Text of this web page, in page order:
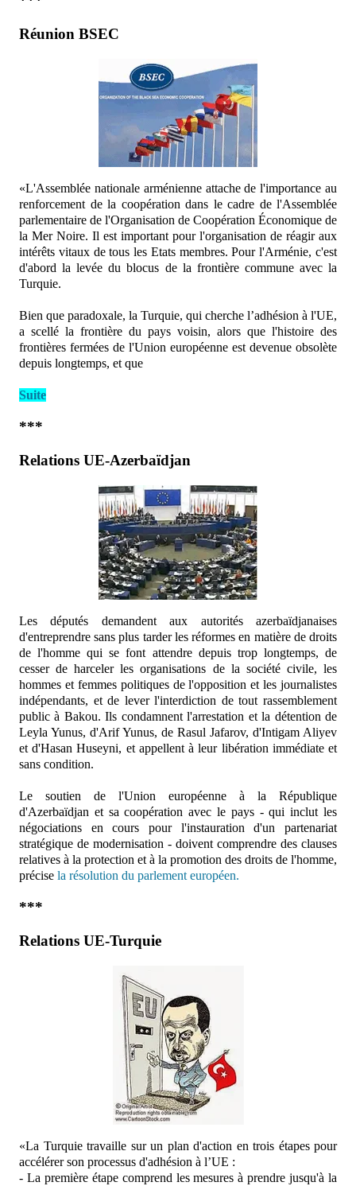
Réunion BSEC
«L'Assemblée nationale arménienne attache de l'importance au
renforcement de la coopération dans le cadre de l'Assemblée
parlementaire de l'Organisation de Coopération Économique de
la Mer Noire. Il est important pour l'organisation de réagir aux
intérêts vitaux de tous les Etats membres. Pour l'Arménie, c'est
d'abord la levée du blocus de la frontière commune avec la
Turquie.
Bien que paradoxale, la Turquie, qui cherche l’adhésion à l'UE,
a scellé la frontière du pays voisin, alors que l'histoire des
frontières fermées de l'Union européenne est devenue obsolète
depuis longtemps, et que
Suite
***
Relations UE-Azerbaïdjan
Les députés demandent aux autorités azerbaïdjanaises
d'entreprendre sans plus tarder les réformes en matière de droits
de l'homme qui se font attendre depuis trop longtemps, de
cesser de harceler les organisations de la société civile, les
hommes et femmes politiques de l'opposition et les journalistes
indépendants, et de lever l'interdiction de tout rassemblement
public à Bakou. Ils condamnent l'arrestation et la détention de
Leyla Yunus, d'Arif Yunus, de Rasul Jafarov, d'Intigam Aliyev
et d'Hasan Huseyni, et appellent à leur libération immédiate et
sans condition.
Le soutien de l'Union européenne à la République
d'Azerbaïdjan et sa coopération avec le pays - qui inclut les
négociations en cours pour l'instauration d'un partenariat
stratégique de modernisation - doivent comprendre des clauses
relatives à la protection et à la promotion des droits de l'homme,
précise la résolution du parlement européen.
***
Relations UE-Turquie
«La Turquie travaille sur un plan d'action en trois étapes pour
accélérer son processus d'adhésion à l’UE :
- La première étape comprend les mesures à prendre jusqu'à la